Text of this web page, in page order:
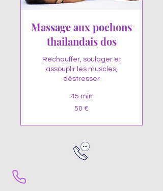
Massage aux pochons
thailandais dos
Réchauffer, soulager et
assouplir les muscles,
déstresser
45 min
50 €